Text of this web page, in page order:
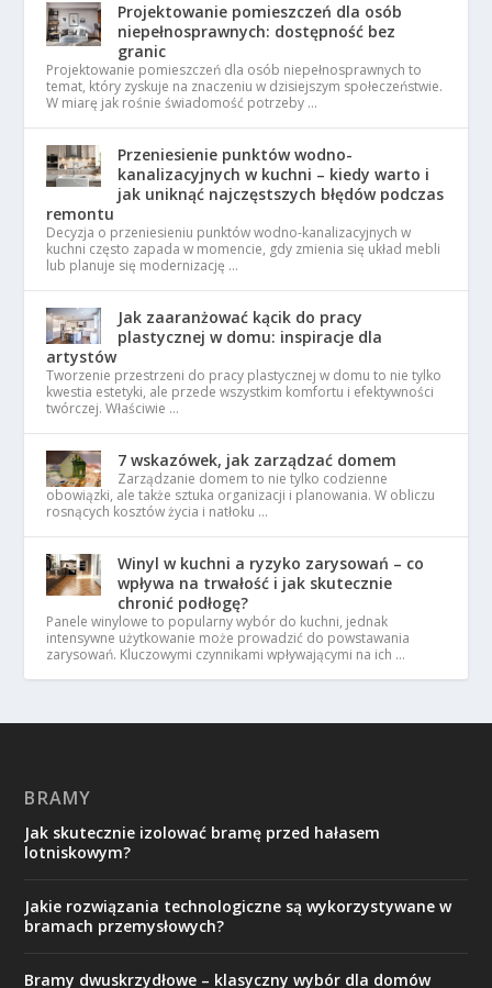
Projektowanie pomieszczeń dla osób
niepełnosprawnych: dostępność bez
granic
Projektowanie pomieszczeń dla osób niepełnosprawnych to
temat, który zyskuje na znaczeniu w dzisiejszym społeczeństwie.
W miarę jak rośnie świadomość potrzeby …
Przeniesienie punktów wodno-
kanalizacyjnych w kuchni – kiedy warto i
jak uniknąć najczęstszych błędów podczas
remontu
Decyzja o przeniesieniu punktów wodno-kanalizacyjnych w
kuchni często zapada w momencie, gdy zmienia się układ mebli
lub planuje się modernizację …
Jak zaaranżować kącik do pracy
plastycznej w domu: inspiracje dla
artystów
Tworzenie przestrzeni do pracy plastycznej w domu to nie tylko
kwestia estetyki, ale przede wszystkim komfortu i efektywności
twórczej. Właściwie …
7 wskazówek, jak zarządzać domem
Zarządzanie domem to nie tylko codzienne
obowiązki, ale także sztuka organizacji i planowania. W obliczu
rosnących kosztów życia i natłoku …
Winyl w kuchni a ryzyko zarysowań – co
wpływa na trwałość i jak skutecznie
chronić podłogę?
Panele winylowe to popularny wybór do kuchni, jednak
intensywne użytkowanie może prowadzić do powstawania
zarysowań. Kluczowymi czynnikami wpływającymi na ich …
BRAMY
Jak skutecznie izolować bramę przed hałasem
lotniskowym?
Jakie rozwiązania technologiczne są wykorzystywane w
bramach przemysłowych?
Bramy dwuskrzydłowe – klasyczny wybór dla domów